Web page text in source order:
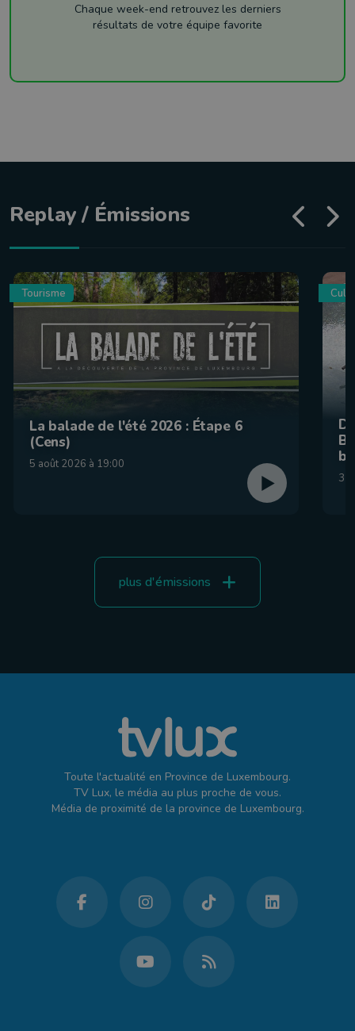
Chaque week-end retrouvez les derniers
résultats de votre équipe favorite
Replay / Émissions
Tourisme
La balade de l'été 2026 : Étape 6
(Cens)
5 août 2026 à 19:00
31
plus d'émissions
Toute l'actualité en Province de Luxembourg.
TV Lux, le média au plus proche de vous.
Média de proximité de la province de Luxembourg.